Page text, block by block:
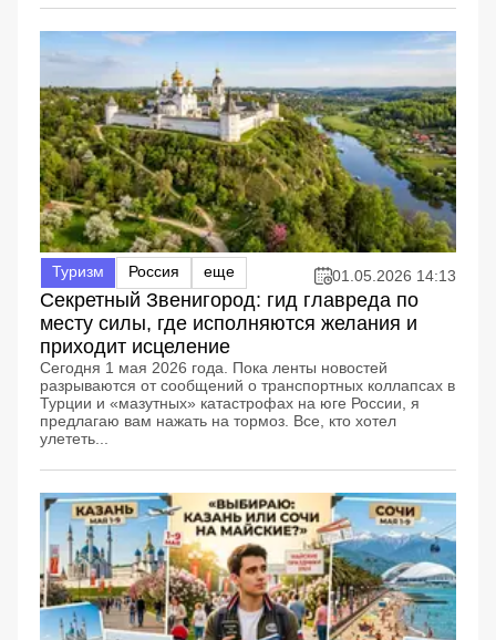
Туризм Россия еще 01.05.2026 14:13
Секретный Звенигород: гид главреда по
месту силы, где исполняются желания и
приходит исцеление
Сегодня 1 мая 2026 года. Пока ленты новостей
разрываются от сообщений о транспортных коллапсах в
Турции и «мазутных» катастрофах на юге России, я
предлагаю вам нажать на тормоз. Все, кто хотел
улететь...